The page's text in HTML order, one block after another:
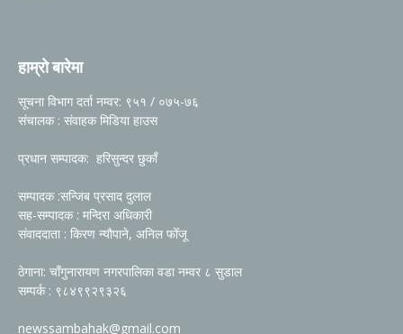
हाम्रो बारेमा
सूचना विभाग दर्ता नम्वर: ९५१ / ०७५-७६
संचालक : संवाहक मिडिया हाउस
प्रधान सम्पादक: हरिसुन्दर छुकाँ
सम्पादक :सन्जिब प्रसाद दुलाल
सह-सम्पादक : मन्दिरा अधिकारी
संवाददाता : किरण न्यौपाने, अनिल फोँजू
ठेगाना: चाँगुनारायण नगरपालिका वडा नम्वर ८ सुडाल
सम्पर्क : ९८४९९२९३२६
newssambahak@gmail.com